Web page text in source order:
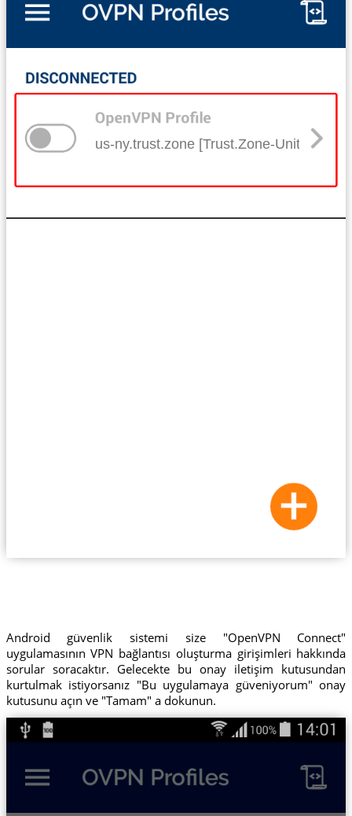
us-ny.trust.zone [Trust.Zone-United-
Android güvenlik sistemi size "OpenVPN Connect"
uygulamasının VPN bağlantısı oluşturma girişimleri hakkında
sorular soracaktır. Gelecekte bu onay iletişim kutusundan
kurtulmak istiyorsanız "Bu uygulamaya güveniyorum" onay
kutusunu açın ve "Tamam" a dokunun.